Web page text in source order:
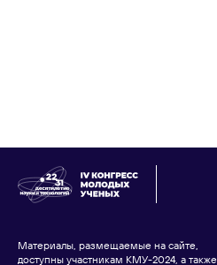
Материалы, размещаемые на сайте,
доступны участникам КМУ-2024, а также